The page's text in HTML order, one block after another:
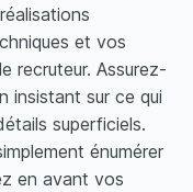
et vos
recruteur. Assurez-
insistant sur ce qui
superficiels.
énumérer
en avant vos